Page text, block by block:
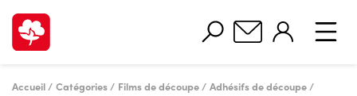
Accueil Catégories Films de découpe
Adhésifs de découpe